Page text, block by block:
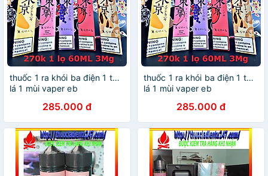
thuốc 1 ra khói ba điện 1 tử 1
lá 1 mùi vaper eb
285.000 đ
thuốc 1 ra khói ba điện 1 tử 1
lá 1 mùi vaper eb
285.000 đ